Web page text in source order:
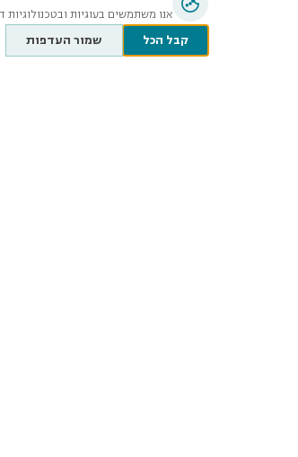
אנו משתמשים בעוגיות
קבל הכל שמור העדפות